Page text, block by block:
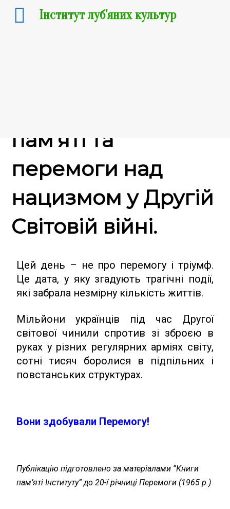
пам‘яті та
перемоги над
нацизмом у Другій
Світовій війні.
Цей день – не про перемогу і тріумф.
Це дата, у яку згадують трагічні події,
які забрала незмірну кількість життів.
Мільйони українців під час Другої
світової чинили спротив зі зброєю в
руках у різних регулярних арміях світу,
сотні тисяч боролися в підпільних і
повстанських структурах.
Вони здобували Перемогу!
Публікацію підготовлено за матеріалами “Книги
пам’яті Інституту” до 20-ї річниці Перемоги (1965 р.)
Інститут луб'яних культур